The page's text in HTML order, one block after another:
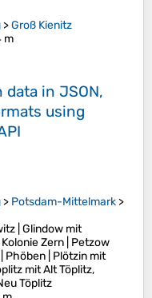
>Groß Kienitz
m
in JSON,
using
> Potsdam-Mittelmark >
| Glindow mit
Zern | Petzow
Phöben | Plötzin mit
mit Alt Töplitz,
Töplitz